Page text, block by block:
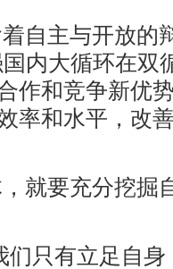
自主与开放的
内大循环在双
作和竞争新优
率和水平，改
就要充分挖掘
们只有立足自